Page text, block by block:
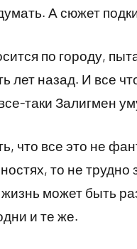
А сюжет
по городу,
лет назад. И все
таки Залигмен
что все это не
то не
может быть
и те же.